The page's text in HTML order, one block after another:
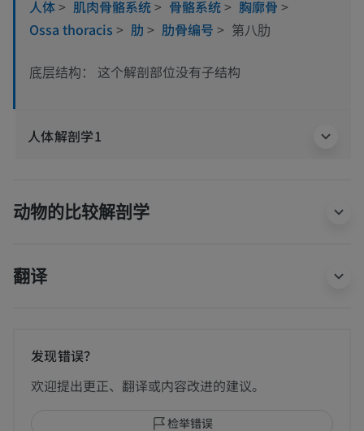
人体> 肌肉骨骼系统> 骨骼系统> 胸廓骨 >
Ossa thoracis > 肋 > 肋骨编号 > 第八肋
底层结构： 这个解剖部位没有子结构
人体解剖学1
动物的比较解剖学
翻译
发现错误？
欢迎提出更正、翻译或内容改进的建议。
检举错误